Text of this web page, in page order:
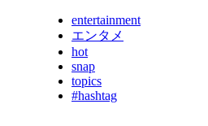
entertainment
エンタメ
hot
snap
topics
#hashtag